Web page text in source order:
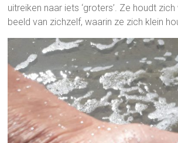
uitreiken naar iets ‘groters’. Ze houdt
beeld van zichzelf, waarin ze zich klein